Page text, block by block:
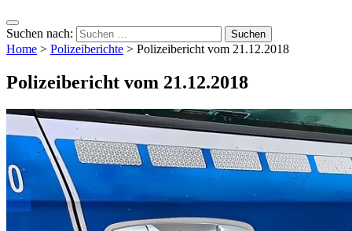
Suchen nach:
Home > Polizeiberichte > Polizeibericht vom 21.12.2018
Polizeibericht vom 21.12.2018